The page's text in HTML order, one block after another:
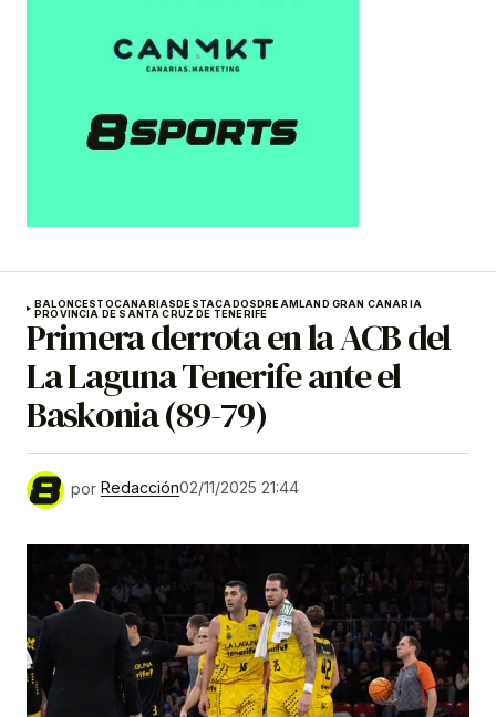
BALONCESTOCANARIASDESTACADOSDREAMLAND GRAN CANARIA
PROVINCIA DE SANTA CRUZ DE TENERIFE
Primera derrota en la ACB del
La Laguna Tenerife ante el
Baskonia (89-79)
por Redacción02/11/2025 21:44